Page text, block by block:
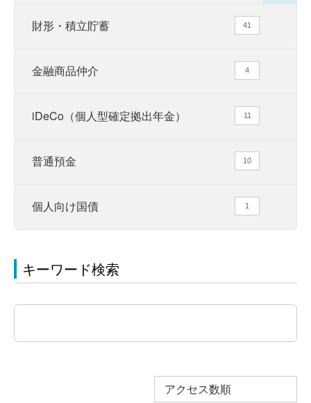
財形・積立貯蓄 41
金融商品仲介 4
iDeCo（個人型確定拠出年金） 11
普通預金 10
個人向け国債 1
キーワード検索
アクセス数順